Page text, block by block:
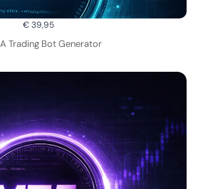
€ 39,95
Trading Bot Generator